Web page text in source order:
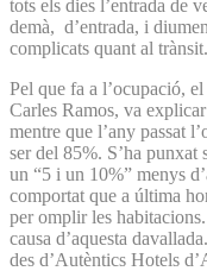
tots els dies l’entrada de
demà, d’entrada, i
complicats quant al trànsit.
Pel que fa a l’ocupació,
Carles Ramos, va
mentre que l’any passat
ser del 85%. S’ha punxat
un “5 i un 10%” menys
comportat que a última
per omplir les
causa d’aquesta
des d’Autèntics Hotels